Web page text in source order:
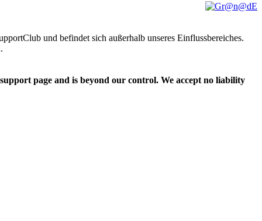
und befindet sich außerhalb unseres Einflussbereiches.
page and is beyond our control. We accept no liability